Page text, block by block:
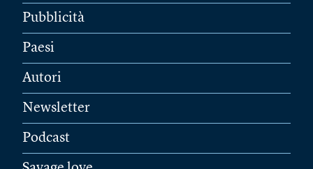
Pubblicità
Paesi
Autori
Newsletter
Podcast